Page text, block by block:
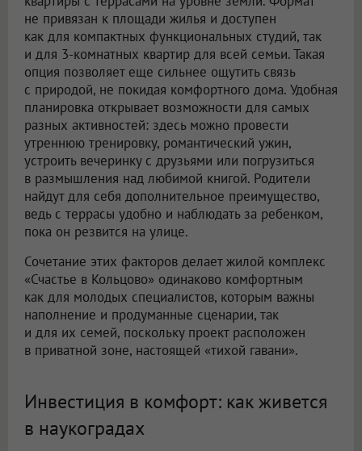
не привязан к площади жилья и доступен
как для компактных функциональных студий, так
и для 3-комнатных квартир для всей семьи. Такая
опция позволяет еще сильнее ощутить связь
с природой, не покидая комфортного дома. Удобная
планировка открывает возможности для самых
разных активностей: здесь можно провести
утреннюю тренировку, романтический ужин,
устроить вечеринку с друзьями или погрузиться
в размышления над любимой книгой. Родители
найдут для себя дополнительное преимущество,
ведь с террасы удобно и наблюдать за ребенком,
пока он резвится на улице.
Сочетание этих факторов делает жилой комплекс
«Счастье в Кольцово» одинаково комфортным
как для молодых специалистов, которым важны
наполнение и продуманные сценарии, так
и для их семей, поскольку проект расположен
в приватной зоне, настоящей «тихой гавани».
Инвестиция в комфорт: как живется
в наукоградах